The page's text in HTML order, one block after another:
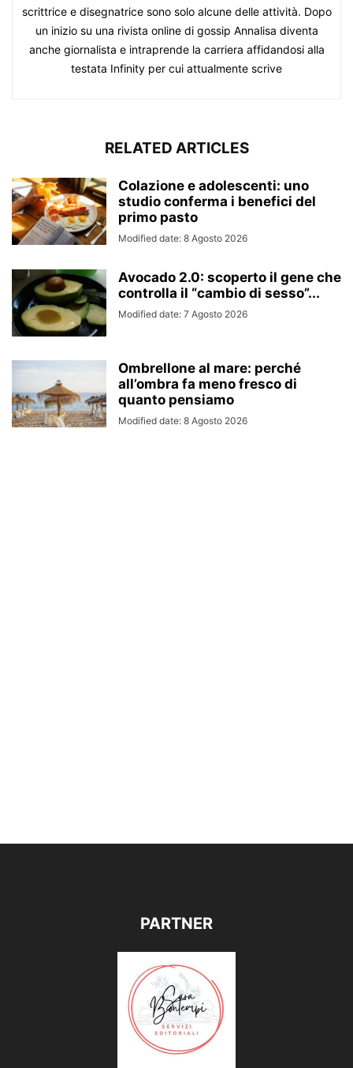
scrittrice e disegnatrice sono solo alcune delle attività. Dopo
un inizio su una rivista online di gossip Annalisa diventa
anche giornalista e intraprende la carriera affidandosi alla
testata Infinity per cui attualmente scrive
RELATED ARTICLES
Colazione e adolescenti: uno
studio conferma i benefici del
primo pasto
Modified date: 8 Agosto 2026
Avocado 2.0: scoperto il gene che
controlla il “cambio di sesso”...
Modified date: 7 Agosto 2026
Ombrellone al mare: perché
all’ombra fa meno fresco di
quanto pensiamo
Modified date: 8 Agosto 2026
PARTNER